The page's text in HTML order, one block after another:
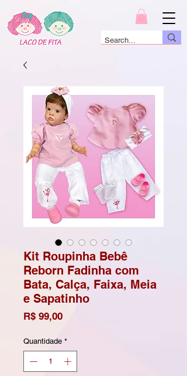
Kit Roupinha Bebê
Reborn Fadinha com
Bata, Calça, Faixa, Meia
e Sapatinho
R$ 99,00Preço
Quantidade *